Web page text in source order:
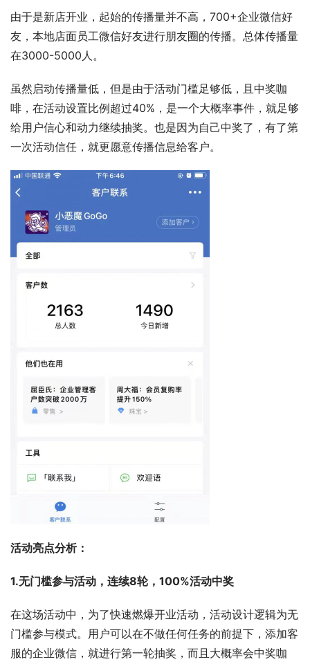
由于是新店开业，起始的传播量并不高，700+企业微信好
友，本地店面员工微信好友进行朋友圈的传播。总体传播量
在3000-5000人。
虽然启动传播量低，但是由于活动门槛足够低，且中奖咖
啡，在活动设置比例超过40%，是一个大概率事件，就足够
给用户信心和动力继续抽奖。也是因为自己中奖了，有了第
一次活动信任，就更愿意传播信息给客户。
活动亮点分析：
1.无门槛参与活动，连续8轮，100%活动中奖
在这场活动中，为了快速燃爆开业活动，活动设计逻辑为无
门槛参与模式。用户可以在不做任何任务的前提下，添加客
服的企业微信，就进行第一轮抽奖，而且大概率会中奖咖